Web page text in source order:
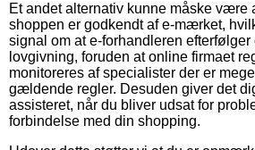
Et andet alternativ kunne måske være
shoppen er godkendt af e-mærket,
signal om at e-forhandleren
lovgivning, foruden at online firmaet
monitoreres af specialister der er
gældende regler. Desuden giver det
assisteret, når du bliver udsat for
forbindelse med din shopping.